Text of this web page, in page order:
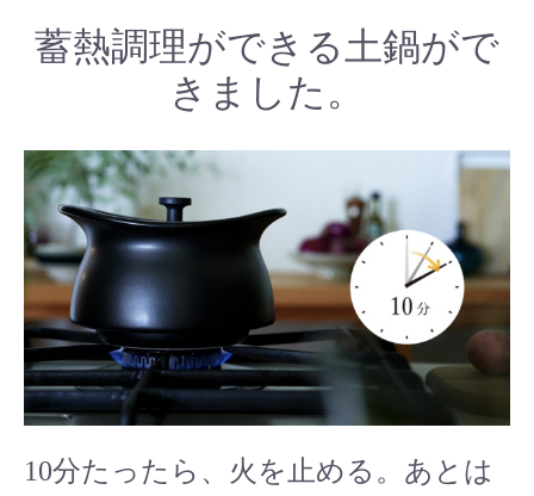
蓄熱調理ができる土鍋がで
きました。
10分たったら、火を止める。あとは